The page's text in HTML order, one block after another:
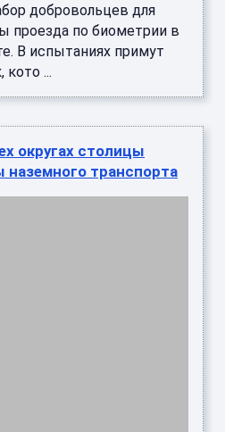
добровольцев для
проезда по биометрии в
В испытаниях примут
кото ...
округах столицы
транспорта